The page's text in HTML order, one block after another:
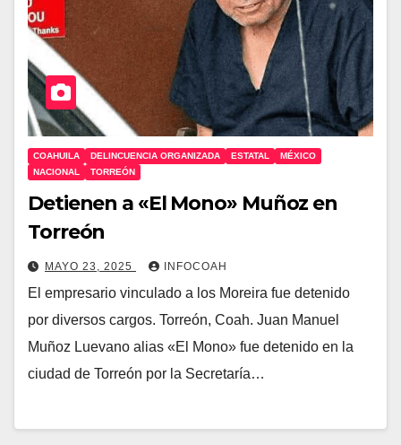
COAHUILA DELINCUENCIA ORGANIZADA ESTATAL
MÉXICO
NACIONAL
TORREÓN
Detienen a «El Mono» Muñoz en
Torreón
MAYO 23, 2025 INFOCOAH
El empresario vinculado a los Moreira fue detenido
por diversos cargos. Torreón, Coah. Juan Manuel
Muñoz Luevano alias «El Mono» fue detenido en la
ciudad de Torreón por la Secretaría…